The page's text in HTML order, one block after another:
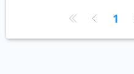
1